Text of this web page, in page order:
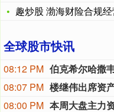
趣炒股 渤海财险合规经营
全球股市快讯
08:12 PM
08:07 PM 楼继伟出席资
08:00 PM